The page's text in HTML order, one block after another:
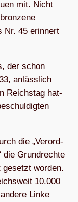
mit. Nicht
Nr. 45 erin­nert
der schon
anläss­lich
Reichs­tag hat­
die „Ver­ord­
die Grund­rechte
wor­den.
10.000
Linke